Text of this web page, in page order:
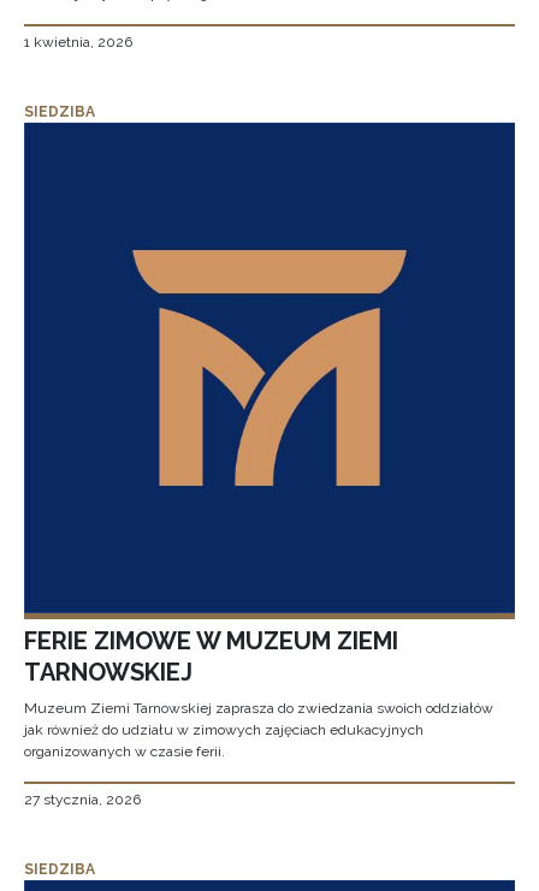
1 kwietnia, 2026
SIEDZIBA
FERIE ZIMOWE W MUZEUM ZIEMI
TARNOWSKIEJ
Muzeum Ziemi Tarnowskiej zaprasza do zwiedzania swoich oddziałów
jak również do udziału w zimowych zajęciach edukacyjnych
organizowanych w czasie ferii.
27 stycznia, 2026
SIEDZIBA